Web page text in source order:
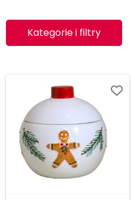
Kategorie i filtry